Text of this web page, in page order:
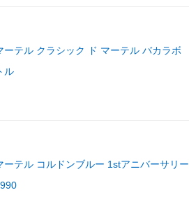
ーテル クラシック ド マーテル バカラボ
ル
ーテル コルドンブルー 1stアニバーサリー